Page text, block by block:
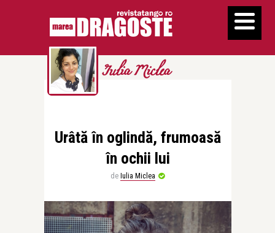
Iulia Miclea
Urâtă în oglindă, frumoasă
în ochii lui
de Iulia Miclea